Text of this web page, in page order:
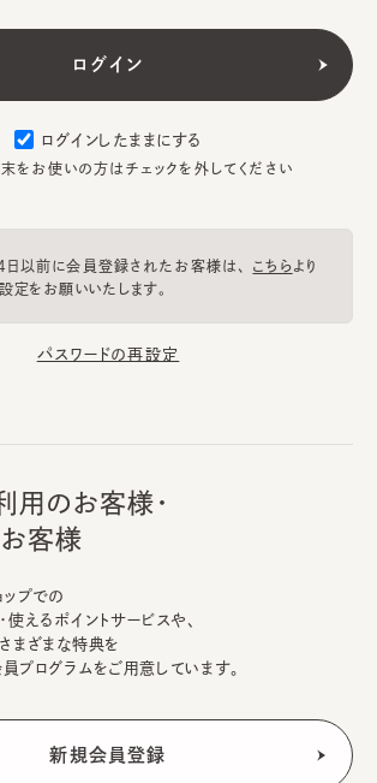
ログインしたままにする
をお使いの方はチェックを外してください
以前に会員登録されたお客様は、 こちらより
定をお願いいたします。
パスワードの再設定
用のお客様・
客様
ップでの
使えるポイントサービスや、
まざまな特典を
プログラムをご用意しています。